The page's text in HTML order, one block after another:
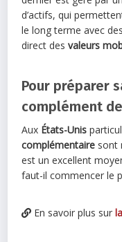
d’actifs, qui
le long terme avec
direct desvaleurs
Pour préparer
complément
Aux États-Unis
complémentaire sont
est un excellent
faut-il commencer le
En savoir plus sur